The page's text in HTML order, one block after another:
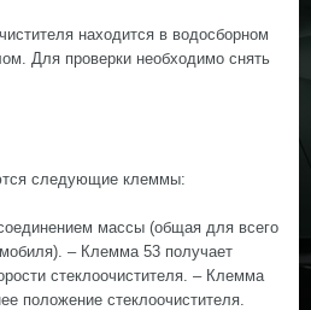
находится в водосборном
Для проверки необходимо снять
следующие клеммы:
массы (общая для всего
– Клемма 53 получает
стеклоочистителя. – Клемма
положение стеклоочистителя.